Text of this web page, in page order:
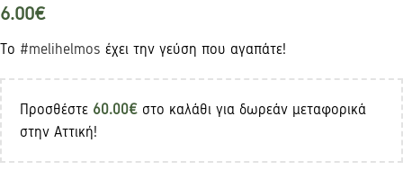
6.00€
​Το #melihelmos έχει την γεύση που αγαπάτε!
Προσθέστε 60.00€ στο καλάθι για δωρεάν μεταφορικά
στην Αττική!